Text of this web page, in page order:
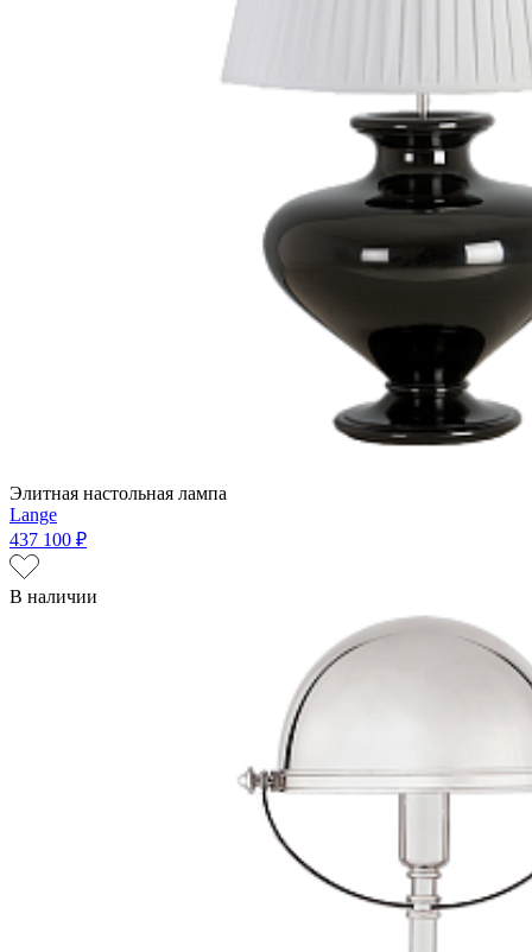
Элитная настольная лампа
Lange
437 100 ₽
В наличии